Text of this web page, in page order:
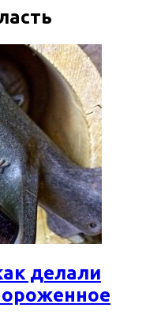
делали